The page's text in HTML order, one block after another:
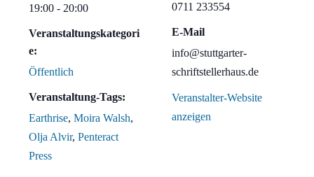
19:00 - 20:00
Veranstaltungskategori
e:
Öffentlich
Veranstaltung-Tags:
Earthrise, Moira Walsh,
Olja Alvir, Penteract
Press
0711 233554
E-Mail
info@stuttgarter-
schriftstellerhaus.de
Veranstalter-Website
anzeigen